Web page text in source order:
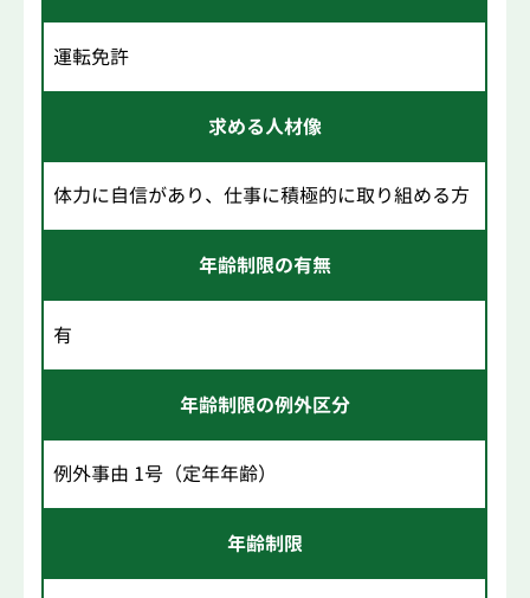
運転免許
求める人材像
体力に自信があり、仕事に積極的に取り組める方
年齢制限の有無
有
年齢制限の例外区分
例外事由 1号（定年年齢）
年齢制限